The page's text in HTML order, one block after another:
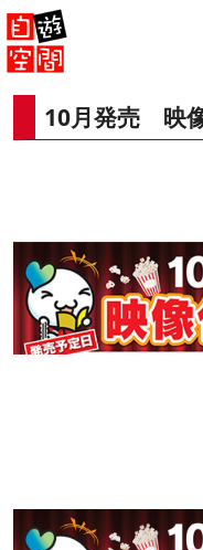
Skip
to
content
10月発売 映
English 中文